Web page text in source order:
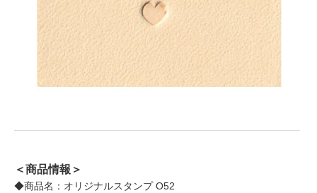
＜商品情報＞
◆商品名：オリジナルスタンプ O52